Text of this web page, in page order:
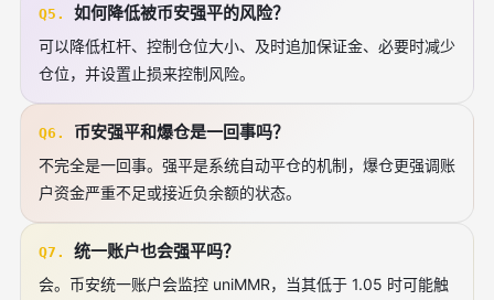
Q5. 如何降低被币安强平的风险？
可以降低杠杆、控制仓位大小、及时追加保证金、必要时减少
仓位，并设置止损来控制风险。
Q6. 币安强平和爆仓是一回事吗？
不完全是一回事。强平是系统自动平仓的机制，爆仓更强调账
户资金严重不足或接近负余额的状态。
Q7. 统一账户也会强平吗？
会。币安统一账户会监控 uniMMR，当其低于 1.05 时可能触